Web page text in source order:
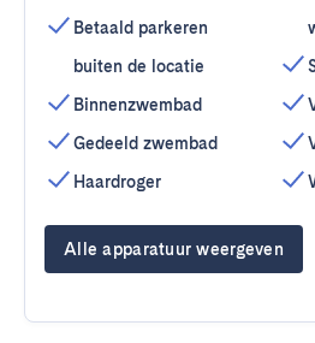
Betaald parkeren
buiten de locatie
Binnenzwembad
Gedeeld zwembad
Haardroger
Alle apparatuur weergeven